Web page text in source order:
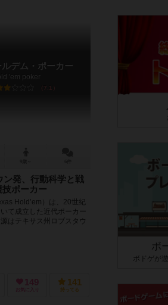
デム・ポーカー
'em poker
7.1
ン発、行動科学と戦
技ポーカー
Hold’em）は、20世紀
て成立した近代ポーカー
はテキサス州ロブスタウ
149
お気に入り
141
持ってる
ボ
ボドゲが